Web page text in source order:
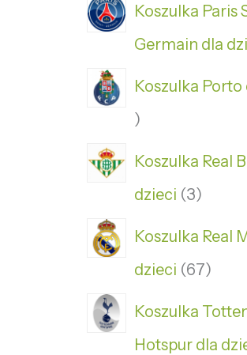
Koszulka Paris
Germain dla
Koszulka Porto
Koszulka Real
dzieci 3
Koszulka Real
dzieci 67
Koszulka
Hotspur dla